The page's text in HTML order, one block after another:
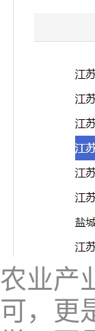
农业产
可，更